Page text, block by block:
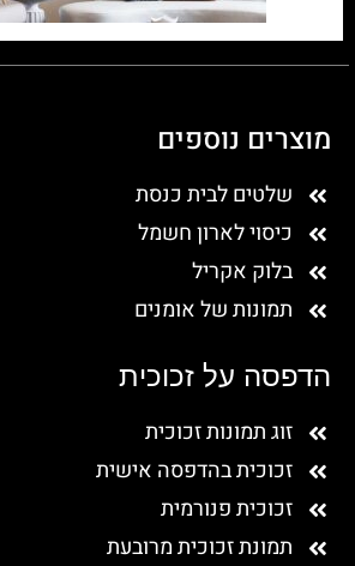
הדפסה על זכוכית
זוג תמונות זכוכית
זכוכית בהדפסה אישית
זכוכית פנורמית
תמונת זכוכית מרובעת
מוצרים נוספים
שלטים לבית כנסת
כיסוי לארון חשמל
בלוק אקריל
תמונות של אומנים